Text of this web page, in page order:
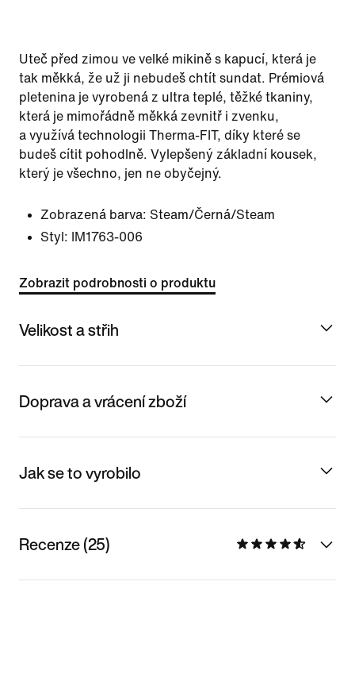
Uteč před zimou ve velké mikině s kapucí, která je
tak měkká, že už ji nebudeš chtít sundat. Prémiová
pletenina je vyrobená z ultra teplé, těžké tkaniny,
která je mimořádně měkká zevnitř i zvenku,
a využívá technologii Therma-FIT, díky které se
budeš cítit pohodlně. Vylepšený základní kousek,
který je všechno, jen ne obyčejný.
Zobrazená barva: Steam/Černá/Steam
Styl:
IM1763-006
Zobrazit podrobnosti o produktu
Velikost a střih
Doprava a vrácení zboží
Jak se to vyrobilo
Recenze (25)